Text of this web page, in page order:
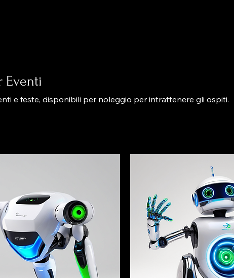
Eventi
e feste, disponibili per noleggio per intrattenere gli ospiti.